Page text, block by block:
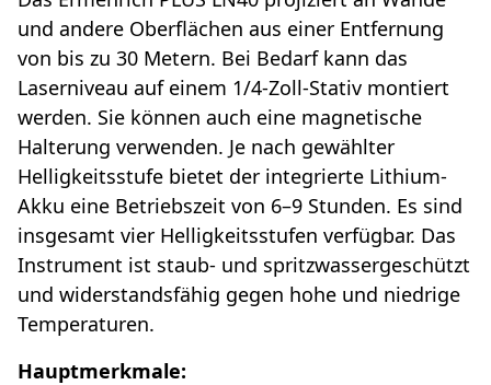
und andere Oberflächen aus einer Entfernung
von bis zu 30 Metern. Bei Bedarf kann das
Laserniveau auf einem 1/4-Zoll-Stativ montiert
werden. Sie können auch eine magnetische
Halterung verwenden. Je nach gewählter
Helligkeitsstufe bietet der integrierte Lithium-
Akku eine Betriebszeit von 6–9 Stunden. Es sind
insgesamt vier Helligkeitsstufen verfügbar. Das
Instrument ist staub- und spritzwassergeschützt
und widerstandsfähig gegen hohe und niedrige
Temperaturen.
Hauptmerkmale: